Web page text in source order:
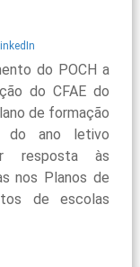
do POCH a
do CFAE do
de formação
do ano letivo
resposta às
nos Planos de
de escolas